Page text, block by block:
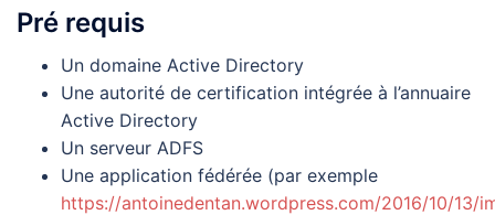
Pré requis
Un domaine Active Directory
Une autorité de certification intégrée à l’annuaire
Active Directory
Un serveur ADFS
Une application fédérée (par exemple
https://antoinedentan.wordpress.com/2016/10/13/